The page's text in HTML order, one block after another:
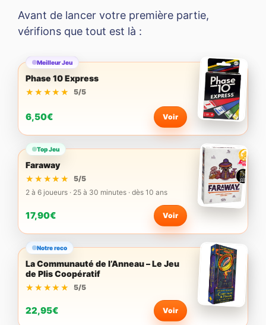
Avant de lancer votre première partie,
vérifions que tout est là :
Meilleur Jeu
Phase 10 Express
★★★★★
★★★★★ 5/5
6,50€ Voir
Top Jeu
Faraway
★★★★★
★★★★★
5/5
2 à 6 joueurs · 25 à 30 minutes · dès 10 ans
17,90€ Voir
Notre reco
La Communauté de l’Anneau – Le Jeu
de Plis Coopératif
★★★★★
★★★★★ 5/5
22,95€ Voir